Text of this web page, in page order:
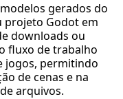
gerados do
projeto Godot em
downloads ou
fluxo de trabalho
jogos, permitindo
de cenas e na
arquivos.